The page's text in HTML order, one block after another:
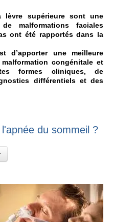
lèvre supérieure sont une
malformations faciales
ont été rapportés dans la
d’apporter une meilleure
congénitale et
formes cliniques, de
différentiels et des
du sommeil ?